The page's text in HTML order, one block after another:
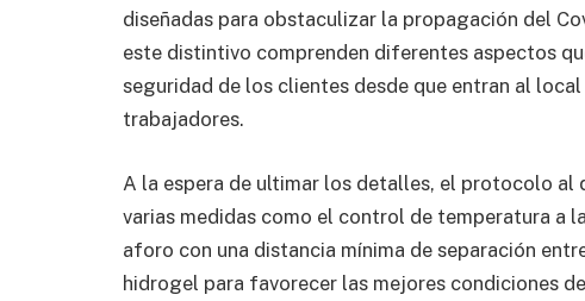
diseñadas para obstaculizar la propagación del
este distintivo comprenden diferentes aspectos
seguridad de los clientes desde que entran al
trabajadores.
A la espera de ultimar los detalles, el protocolo
varias medidas como el control de temperatura a
aforo con una distancia mínima de separación
hidrogel para favorecer las mejores condiciones